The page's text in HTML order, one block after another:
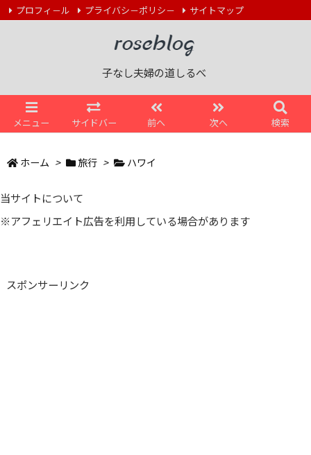
子なし夫婦の道しるべ
メニュー サイドバー 前へ 次へ 検索
プロフィ－ル プライバシ－ポリシ－
サイトマップ
ホーム > 旅行 > ハワイ
当サイトについて
※アフェリエイト広告を利用している場合があります
スポンサーリンク